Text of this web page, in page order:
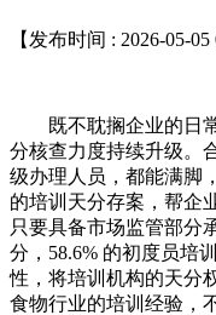
【发布时间 : 2026-05-
既不耽搁企业的日常
分核查力度持续升级。
级办理人员，都能满脚
的培训天分存案，帮企
只要具备市场监管部分
分，58.6% 的初度员培
性，将培训机构的天分
食物行业的培训经验，